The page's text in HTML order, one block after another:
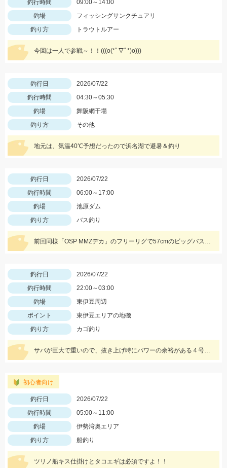
釣行時間
09:00～14:00
釣場
フィッシングサンクチュアリ
釣り方
トラウトルアー
今回は一人で参戦～！！(((o(*ﾟ▽ﾟ*)o)))
釣行日
2026/07/22
釣行時間
04:30～05:30
釣場
舞阪網干場
釣り方
その他
地元は、気温40℃予想だったので浜名湖で避暑＆釣り
釣行日
2026/07/22
釣行時間
06:00～17:00
釣場
池原ダム
釣り方
バス釣り
前回同様「OSP MMZデカ」のフリーリグで57cmのビッグバスをキャッチ！熱射病に注意して楽しみましょう！
釣行日
2026/07/22
釣行時間
22:00～03:00
釣場
東伊豆周辺
ポイント
東伊豆エリアの地磯
釣り方
カゴ釣り
サバが巨大で重いので、抜き上げ時にパワーの余裕がある４号以上の竿がおすすめです。遠投有利なので飛距離の出るタックルで。
初心者向け
釣行日
2026/07/22
釣行時間
05:00～11:00
釣場
伊勢湾奥エリア
釣り方
船釣り
ツリノ船キス仕掛けとタコエギは必須ですよ！！